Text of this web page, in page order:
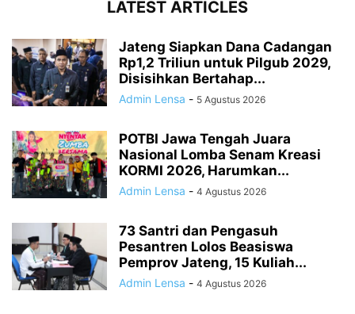
LATEST ARTICLES
Jateng Siapkan Dana Cadangan
Rp1,2 Triliun untuk Pilgub 2029,
Disisihkan Bertahap...
Admin Lensa - 5 Agustus 2026
POTBI Jawa Tengah Juara
Nasional Lomba Senam Kreasi
KORMI 2026, Harumkan...
Admin Lensa - 4 Agustus 2026
73 Santri dan Pengasuh
Pesantren Lolos Beasiswa
Pemprov Jateng, 15 Kuliah...
Admin Lensa - 4 Agustus 2026